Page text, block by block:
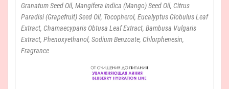
Granatum Seed Oil, Mangifera Indica (Mango) Seed Oil, Citrus
Paradisi (Grapefruit) Seed Oil, Tocopherol, Eucalyptus Globulus Leaf
Extract, Chamaecyparis Obtusa Leaf Extract, Bambusa Vulgaris
Extract, Phenoxyethanol, Sodium Benzoate, Chlorphenesin,
Fragrance